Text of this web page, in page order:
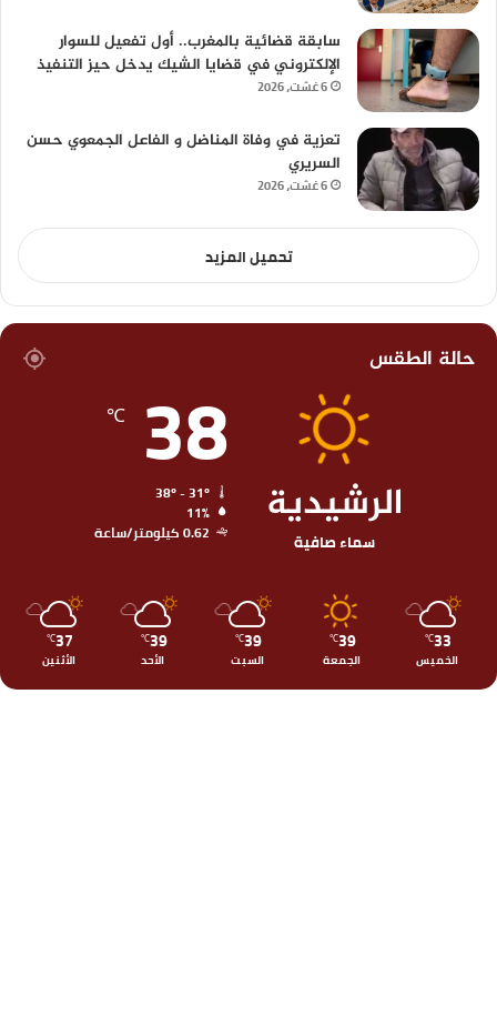
سابقة قضائية بالمغرب.. أول تفعيل للسوار
الإلكتروني في قضايا الشيك يدخل حيز التنفيذ
6 غشت، 2026
تعزية في وفاة المناضل و الفاعل الجمعوي حسن
السريري
6 غشت، 2026
تحميل المزيد
حالة الطقس
الرشيدية
سماء صافية
38
℃
11%
0.62 كيلومتر/ساعة
33
℃
الخميس
39
℃
الجمعة
39
℃
السبت
39
℃
الأحد
37
℃
الأثنين